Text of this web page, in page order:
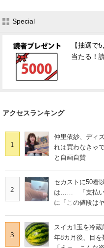
Special
【抽選で
当たる！
アクセスランキング
1
仲里依紗、ディ
れは買わなきゃ
と自画自賛
2
セカストに50着
は…… 「支払い
に「この値段は
3
スイカ1玉を冷
年8カ月後、目を